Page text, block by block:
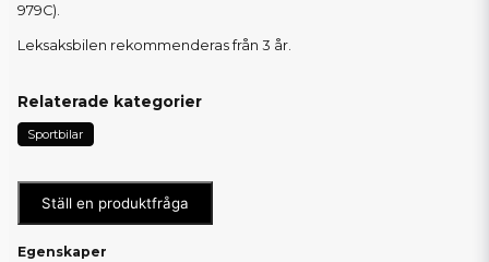
979C).
Leksaksbilen rekommenderas från 3 år.
Relaterade kategorier
Sportbilar
Ställ en produktfråga
Egenskaper